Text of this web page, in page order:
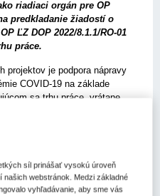
riadiaci orgán pre OP
predkladanie žiadostí o
ĽZ DOP 2022/8.1.1/RO-01
práce.
projektov je podpora nápravy
COVID-19 na základe
sa trhu práce, vrátane
u zamestnávateľov.
pracovných činností
síl prinášať vysokú úroveň
webstránok. Medzi základné
vyhľadávanie, aby sme vás